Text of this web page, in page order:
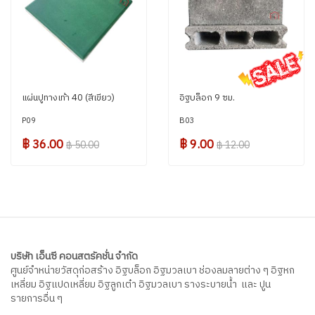
แผ่นปูทางเท้า 40 (สีเขียว)
P09
฿ 36.00฿ 50.00
อิฐบล็อก 9 ซม.
B03
฿ 9.00฿ 12.00
บริษัท เอ็นซี คอนสตรัคชั่น จำกัด
ศูนย์จำหน่ายวัสดุก่อสร้าง อิฐบล็อก อิฐมวลเบา ช่องลมลายต่าง ๆ อิฐหก
เหลี่ยม อิฐแปดเหลี่ยม อิฐลูกเต๋า อิฐมวลเบา รางระบายน้ำ และ ปูน
รายการอื่น ๆ